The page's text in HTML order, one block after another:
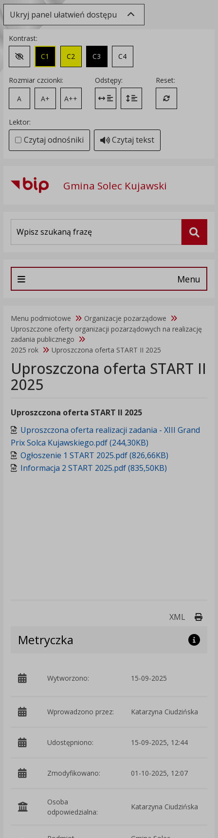
Ukryj panel ułatwień dostępu
Kontrast:
Zmień kontrast na domyślny
C1 C2 C3 C4
Rozmiar czcionki:
A
A+ A++
Odstępy:
Zmień odstęp między literami
Zmień interlinię i margines
Reset:
Przywróć
Lektor:
Czytaj odnośniki Czytaj tekst
Gmina Solec Kujawski
Menu
Menu podmiotowe
Organizacje pozarządowe
Uproszczone oferty organizacji pozarządowych na realizację
zadania publicznego
2025 rok
Uproszczona oferta START II 2025
Uproszczona oferta START II
2025
Uproszczona oferta START II 2025
Uproszczona oferta realizacji zadania - XIII Grand
Prix Solca Kujawskiego.pdf (244,30KB)
Ogłoszenie 1 START 2025.pdf (826,66KB)
Informacja 2 START 2025.pdf (835,50KB)
XML
Metryczka
Wytworzono: 15-09-2025
Wprowadzono przez: Katarzyna Ciudzińska
Udostępniono: 15-09-2025, 12:44
Zmodyfikowano: 01-10-2025, 12:07
Osoba
odpowiedzialna:
Katarzyna Ciudzińska